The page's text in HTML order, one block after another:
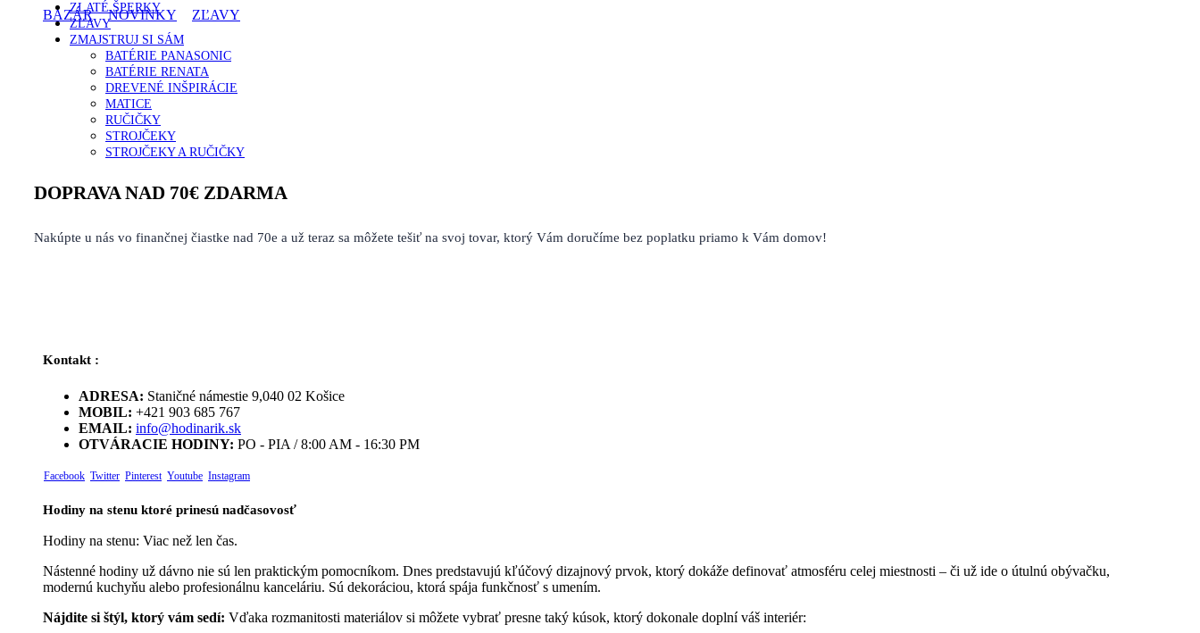
BAZÁR NOVINKY ZĽAVY
ZLATÉ ŠPERKY
ZĽAVY
ZMAJSTRUJ SI SÁM
BATÉRIE PANASONIC
BATÉRIE RENATA
DREVENÉ INŠPIRÁCIE
MATICE
RUČIČKY
STROJČEKY
STROJČEKY A RUČIČKY
DOPRAVA NAD 70€ ZDARMA
Nakúpte u nás vo finančnej čiastke nad 70e a už teraz sa môžete tešiť na svoj tovar, ktorý Vám doručíme bez poplatku priamo k Vám domov!
Kontakt :
ADRESA: Staničné námestie 9,040 02 Košice
MOBIL: +421 903 685 767
EMAIL: info@hodinarik.sk
OTVÁRACIE HODINY: PO - PIA / 8:00 AM - 16:30 PM
Facebook Twitter Pinterest Youtube Instagram
Hodiny na stenu ktoré prinesú nadčasovosť
Hodiny na stenu: Viac než len čas.
Nástenné hodiny už dávno nie sú len praktickým pomocníkom. Dnes predstavujú kľúčový dizajnový prvok, ktorý dokáže definovať atmosféru celej miestnosti – či už ide o útulnú obývačku,
modernú kuchyňu alebo profesionálnu kanceláriu. Sú dekoráciou, ktorá spája funkčnosť s umením.
Nájdite si štýl, ktorý vám sedí: Vďaka rozmanitosti materiálov si môžete vybrať presne taký kúsok, ktorý dokonale doplní váš interiér: